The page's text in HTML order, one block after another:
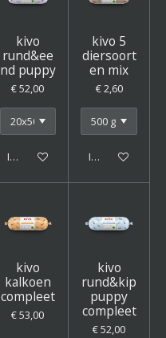
kivo
rund&ee
nd puppy
€ 52,00
In winkelwagen
kivo 5
diersoort
en mix
€ 2,60
In winkelwagen
kivo
kalkoen
compleet
€ 53,00
kivo
rund&kip
puppy
compleet
€ 52,00